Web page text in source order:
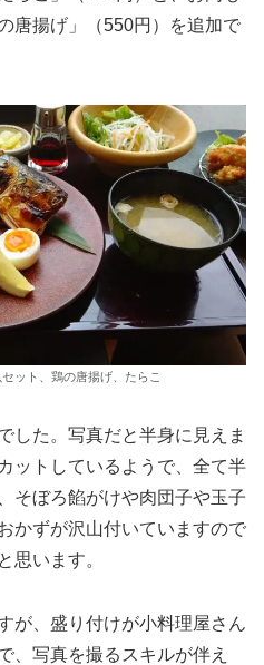
唐揚げ」（550円）を追加で
ット、鶏の唐揚げ、たらこ
した。写真だと半身に見えま
ットしているようで、全て半
そぼろ餡がけや肉団子や玉子
かずが沢山付いていますので
思います。
が、盛り付けが小料理屋さん
、写真を撮るスキルが伴え